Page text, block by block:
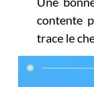
contente
trace le